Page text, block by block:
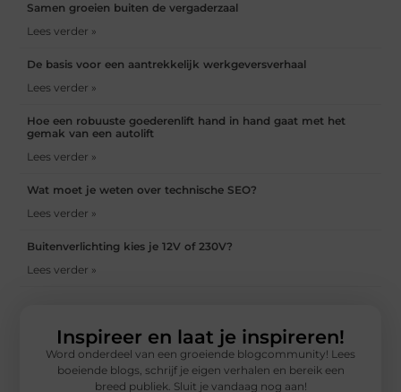
Samen groeien buiten de vergaderzaal
Lees verder »
De basis voor een aantrekkelijk werkgeversverhaal
Lees verder »
Hoe een robuuste goederenlift hand in hand gaat met het
gemak van een autolift
Lees verder »
Wat moet je weten over technische SEO?
Lees verder »
Buitenverlichting kies je 12V of 230V?
Lees verder »
Inspireer en laat je inspireren!
Word onderdeel van een groeiende blogcommunity! Lees
boeiende blogs, schrijf je eigen verhalen en bereik een
breed publiek. Sluit je vandaag nog aan!